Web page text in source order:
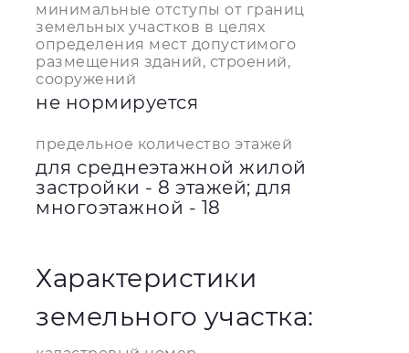
минимальные отступы от границ
земельных участков в целях
определения мест допустимого
размещения зданий, строений,
сооружений
не нормируется
предельное количество этажей
для среднеэтажной жилой
застройки - 8 этажей; для
многоэтажной - 18
Характеристики
земельного участка: